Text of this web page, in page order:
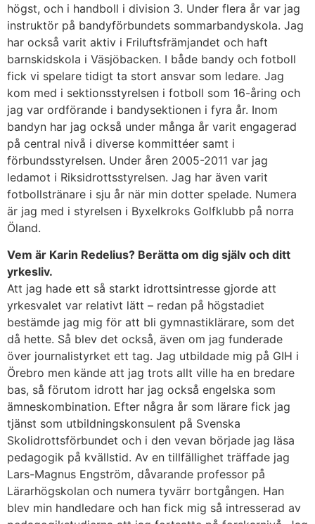
högst, och i handboll i division 3. Under flera år var jag
instruktör på bandyförbundets sommarbandyskola. Jag
har också varit aktiv i Friluftsfrämjandet och haft
barnskidskola i Väsjöbacken. I både bandy och fotboll
fick vi spelare tidigt ta stort ansvar som ledare. Jag
kom med i sektionsstyrelsen i fotboll som 16-åring och
jag var ordförande i bandysektionen i fyra år. Inom
bandyn har jag också under många år varit engagerad
på central nivå i diverse kommittéer samt i
förbundsstyrelsen. Under åren 2005-2011 var jag
ledamot i Riksidrottsstyrelsen. Jag har även varit
fotbollstränare i sju år när min dotter spelade. Numera
är jag med i styrelsen i Byxelkroks Golfklubb på norra
Öland.
Vem är Karin Redelius? Berätta om dig själv och ditt
yrkesliv.
Att jag hade ett så starkt idrottsintresse gjorde att
yrkesvalet var relativt lätt – redan på högstadiet
bestämde jag mig för att bli gymnastiklärare, som det
då hette. Så blev det också, även om jag funderade
över journalistyrket ett tag. Jag utbildade mig på GIH i
Örebro men kände att jag trots allt ville ha en bredare
bas, så förutom idrott har jag också engelska som
ämneskombination. Efter några år som lärare fick jag
tjänst som utbildningskonsulent på Svenska
Skolidrottsförbundet och i den vevan började jag läsa
pedagogik på kvällstid. Av en tillfällighet träffade jag
Lars-Magnus Engström, dåvarande professor på
Lärarhögskolan och numera tyvärr bortgången. Han
blev min handledare och han fick mig så intresserad av